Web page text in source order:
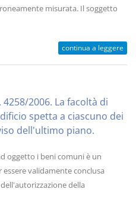
misurata. Il soggetto
continua a leggere
4258/2006. La facoltà di
spetta a ciascuno dei
dell'ultimo piano.
oggetto i beni comuni è un
validamente conclusa
della